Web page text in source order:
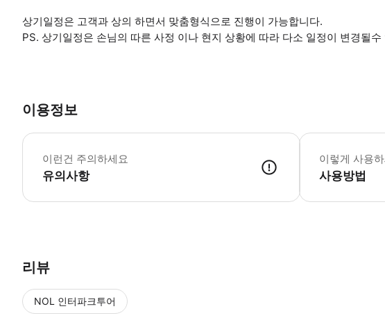
상기일정은 고객과 상의 하면서 맞춤형식으로 진행이 가능합니다.
PS. 상기일정은 손님의 따른 사정 이나 현지 상황에 따라 다소 일정이 변경될수
이용정보
이런건 주의하세요
유의사항
■픽업은 후쿠오카시
이렇게 사용
사용방법
리뷰
NOL 인터파크투어